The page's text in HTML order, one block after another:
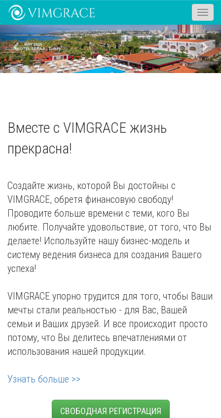
Toggle
Previous
Вместе с VIMGRACE жизнь
прекрасна!
Создайте жизнь, которой Вы достойны с
VIMGRACE, обретя финансовую свободу!
Проводите больше времени с теми, кого Вы
любите. Получайте удовольствие, от того, что Вы
делаете! Используйте нашу бизнес-модель и
систему ведения бизнеса для создания Вашего
успеха!
VIMGRACE упорно трудится для того, чтобы Ваши
мечты стали реальностью - для Вас, Вашей
семьи и Ваших друзей. И все происходит просто
потому, что Вы делитесь впечатлениями от
использования нашей продукции.
Узнать больше >>
СВОБОДНАЯ РЕГИСТРАЦИЯ